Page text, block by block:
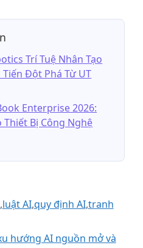
Trí Tuệ Nhân Tạo
Đột Phá Từ UT
Enterprise 2026:
Thiết Bị Công Nghệ
,luật AI,quy định AI,tranh
hướng AI nguồn mở và